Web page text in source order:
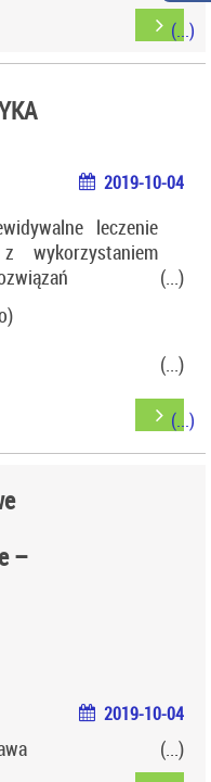
2019-10-04
leczenie
wykorzystaniem
–
2019-10-04